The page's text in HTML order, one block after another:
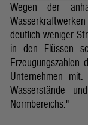
Wegen der
deutlich weniger
in den Flüssen
Unternehmen
Wasserstände
Normbereichs."